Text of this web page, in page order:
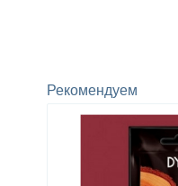
Рекомендуем